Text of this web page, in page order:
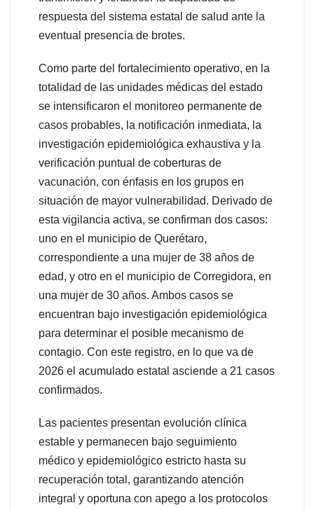
respuesta del sistema estatal de salud ante la
eventual presencia de brotes.
Como parte del fortalecimiento operativo, en la
totalidad de las unidades médicas del estado
se intensificaron el monitoreo permanente de
casos probables, la notificación inmediata, la
investigación epidemiológica exhaustiva y la
verificación puntual de coberturas de
vacunación, con énfasis en los grupos en
situación de mayor vulnerabilidad. Derivado de
esta vigilancia activa, se confirman dos casos:
uno en el municipio de Querétaro,
correspondiente a una mujer de 38 años de
edad, y otro en el municipio de Corregidora, en
una mujer de 30 años. Ambos casos se
encuentran bajo investigación epidemiológica
para determinar el posible mecanismo de
contagio. Con este registro, en lo que va de
2026 el acumulado estatal asciende a 21 casos
confirmados.
Las pacientes presentan evolución clínica
estable y permanecen bajo seguimiento
médico y epidemiológico estricto hasta su
recuperación total, garantizando atención
integral y oportuna con apego a los protocolos